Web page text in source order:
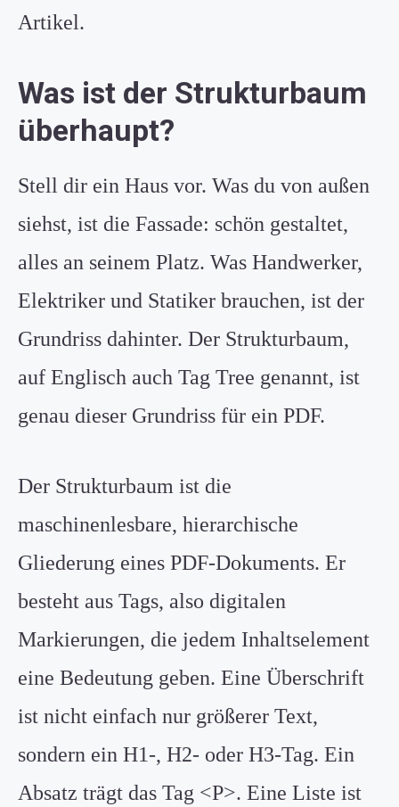
Artikel.
Was ist der Strukturbaum
überhaupt?
Stell dir ein Haus vor. Was du von außen
siehst, ist die Fassade: schön gestaltet,
alles an seinem Platz. Was Handwerker,
Elektriker und Statiker brauchen, ist der
Grundriss dahinter. Der Strukturbaum,
auf Englisch auch Tag Tree genannt, ist
genau dieser Grundriss für ein PDF.
Der Strukturbaum ist die
maschinenlesbare, hierarchische
Gliederung eines PDF-Dokuments. Er
besteht aus Tags, also digitalen
Markierungen, die jedem Inhaltselement
eine Bedeutung geben. Eine Überschrift
ist nicht einfach nur größerer Text,
sondern ein H1-, H2- oder H3-Tag. Ein
Absatz trägt das Tag <P>. Eine Liste ist